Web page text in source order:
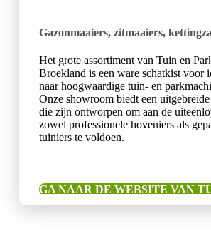
Gazonmaaiers, zitmaaiers,
Het grote assortiment van Tuin en
Broekland is een ware schatkist voor
naar hoogwaardige tuin- en
Onze showroom biedt een
die zijn ontworpen om aan de
zowel professionele hoveniers als
tuiniers te voldoen.
GA NAAR DE WEBSITE VAN